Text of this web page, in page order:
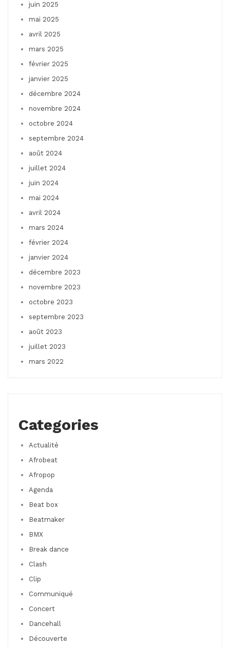
juin 2025
mai 2025
avril 2025
mars 2025
février 2025
janvier 2025
décembre 2024
novembre 2024
octobre 2024
septembre 2024
août 2024
juillet 2024
juin 2024
mai 2024
avril 2024
mars 2024
février 2024
janvier 2024
décembre 2023
novembre 2023
octobre 2023
septembre 2023
août 2023
juillet 2023
mars 2022
Categories
Actualité
Afrobeat
Afropop
Agenda
Beat box
Beatmaker
BMX
Break dance
Clash
Clip
Communiqué
Concert
Dancehall
Découverte